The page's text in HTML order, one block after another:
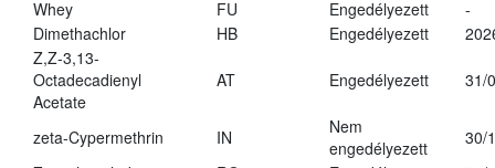
Whey
FU Engedélyezett
-
Dimethachlor
HB Engedélyezett
Z,Z-3,13-
Octadecadienyl
Acetate
AT Engedélyezett 31/
zeta-Cypermethrin IN
Nem
engedélyezett
30/